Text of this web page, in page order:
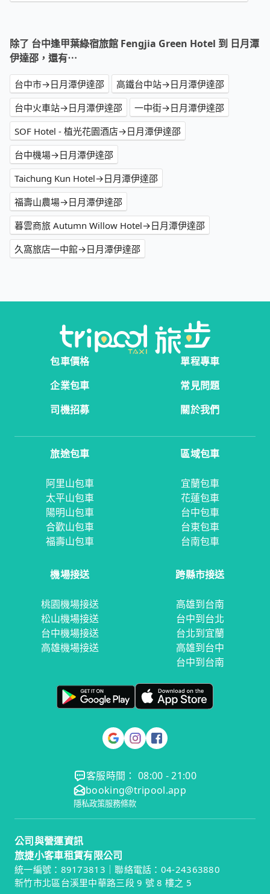
除了 台中逢甲葉綠宿旅館 Fengjia Green Hotel 到 日月潭
伊達邵，還有⋯
台中市→日月潭伊達邵
高鐵台中站→日月潭伊達邵
台中火車站→日月潭伊達邵
一中街→日月潭伊達邵
SOF Hotel - 植光花園酒店→日月潭伊達邵
台中機場→日月潭伊達邵
Taichung Kun Hotel→日月潭伊達邵
福壽山農場→日月潭伊達邵
暮雲商旅 Autumn Willow Hotel→日月潭伊達邵
久窩旅店一中館→日月潭伊達邵
包車價格
單程專車
企業包車
常見問題
司機招募
關於我們
旅途包車
阿里山包車
太平山包車
陽明山包車
合歡山包車
福壽山包車
區域包車
宜蘭包車
花蓮包車
台中包車
台東包車
台南包車
機場接送
桃園機場接送
松山機場接送
台中機場接送
高雄機場接送
跨縣市接送
高雄到台南
台中到台北
台北到宜蘭
高雄到台中
台中到台南
客服時間： 08:00 - 21:00
booking@tripool.app
隱私政策服務條款
公司與營運資訊
旅捷小客車租賃有限公司
統一編號：89173813｜聯絡電話：04-24363880
新竹市北區台溪里中華路三段 9 號 8 樓之 5